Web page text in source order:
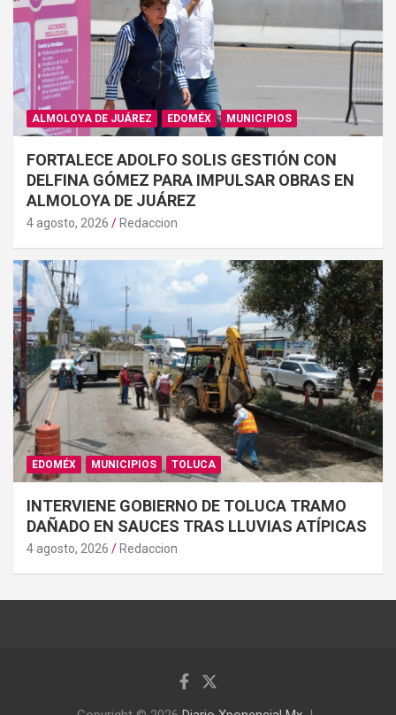
ALMOLOYA DE JUÁREZ EDOMÉX MUNICIPIOS
FORTALECE ADOLFO SOLIS GESTIÓN CON
DELFINA GÓMEZ PARA IMPULSAR OBRAS EN
ALMOLOYA DE JUÁREZ
4 agosto, 2026 Redaccion
EDOMÉX MUNICIPIOS TOLUCA
INTERVIENE GOBIERNO DE TOLUCA TRAMO
DAÑADO EN SAUCES TRAS LLUVIAS ATÍPICAS
4 agosto, 2026 Redaccion